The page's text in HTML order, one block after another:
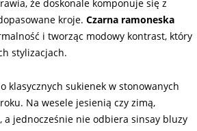
że doskonale komponuje się z
kroje. Czarna ramoneska
i tworząc modowy kontrast, który
stylizacjach.
klasycznych sukienek w stonowanych
Na wesele jesienią czy zimą,
a jednocześnie nie odbiera sinsay bluzy